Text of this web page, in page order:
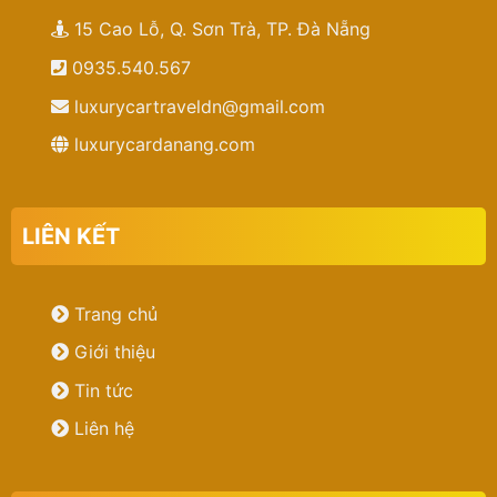
15 Cao Lỗ, Q. Sơn Trà, TP. Đà Nẵng
0935.540.567
luxurycartraveldn@gmail.com
luxurycardanang.com
LIÊN KẾT
Trang chủ
Giới thiệu
Tin tức
Liên hệ